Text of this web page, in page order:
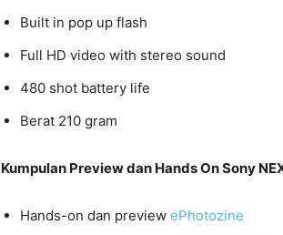
Built in pop up flash
Full HD video with stereo sound
480 shot battery life
Berat 210 gram
Kumpulan Preview dan Hands On Sony
Hands-on dan preview ePhotozine